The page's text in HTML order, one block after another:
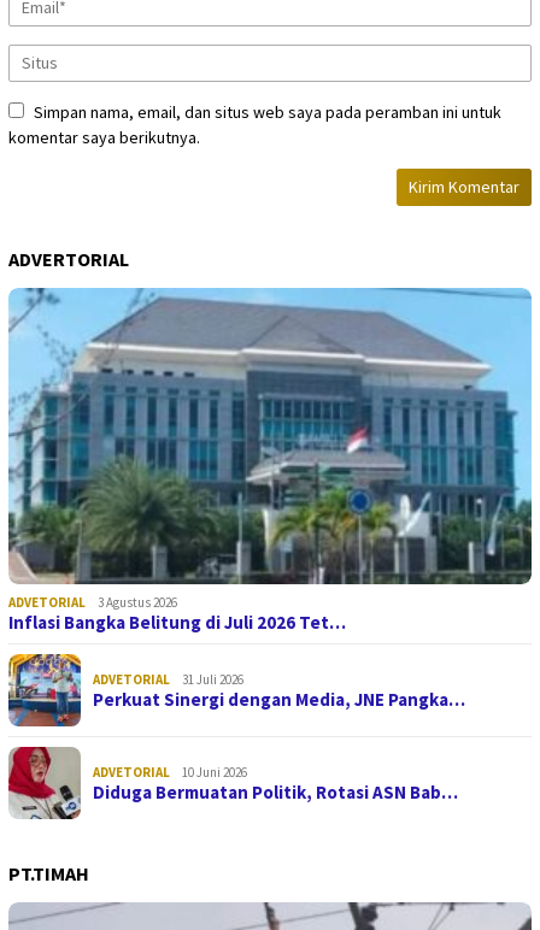
Simpan nama, email, dan situs web saya pada peramban ini untuk
komentar saya berikutnya.
ADVERTORIAL
ADVETORIAL 3 Agustus 2026
Inflasi Bangka Belitung di Juli 2026 Tet…
ADVETORIAL 31 Juli 2026
Perkuat Sinergi dengan Media, JNE Pangka…
ADVETORIAL 10 Juni 2026
Diduga Bermuatan Politik, Rotasi ASN Bab…
PT.TIMAH